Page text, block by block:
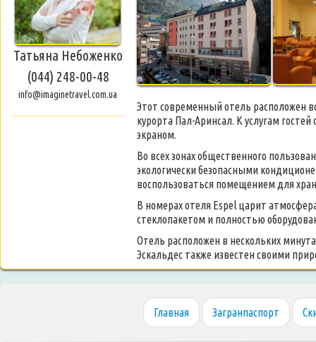
Татьяна Небоженко
(044) 248-00-48
info@imaginetravel.com.ua
Этот современный отель расположен
курорта Пал-Аринсал. К услугам
экраном.
Во всех зонах общественного
экологически безопасными
воспользоваться помещением для
В номерах отеля Espel царит
стеклопакетом и полностью
Отель расположен в нескольких
Эскальдес также известен своими
Главная Загранпаспорт